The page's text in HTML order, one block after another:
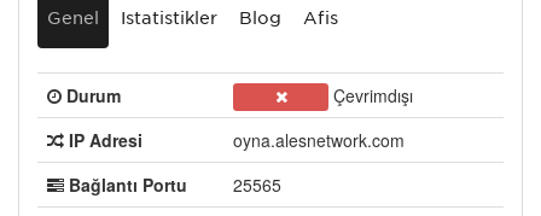
Genel İstatistikler Blog Afiş
Durum
Çevrimdışı
IP Adresi
oyna.alesnetwork.com
Bağlantı Portu
25565